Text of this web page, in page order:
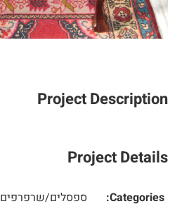
Project Description
Project Details
Categories: ספסלים/שרפרפים